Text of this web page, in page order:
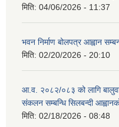
मिति: 04/06/2026 - 11:37
भवन निर्माण बोलपत्र आह्वान
मिति: 02/20/2026 - 20:10
आ.व. २०८२/०८३ को लागि
संकलन सम्बन्धि सिलबन्दी
मिति: 02/18/2026 - 08:48